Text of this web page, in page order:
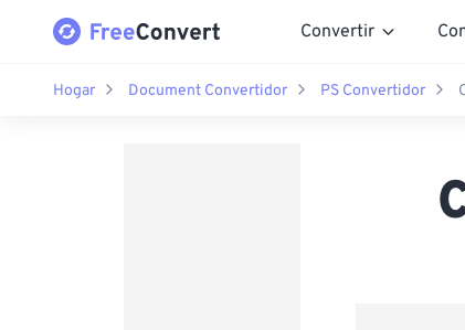
Convertir
Hogar Document Convertidor PS Convertidor